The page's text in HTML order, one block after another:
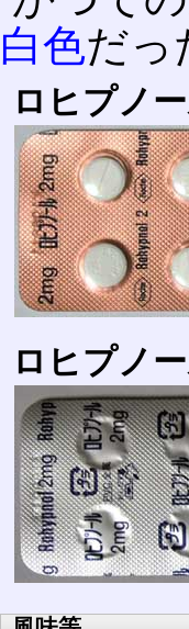
白色だっ
ロヒプノ
ロヒプノ